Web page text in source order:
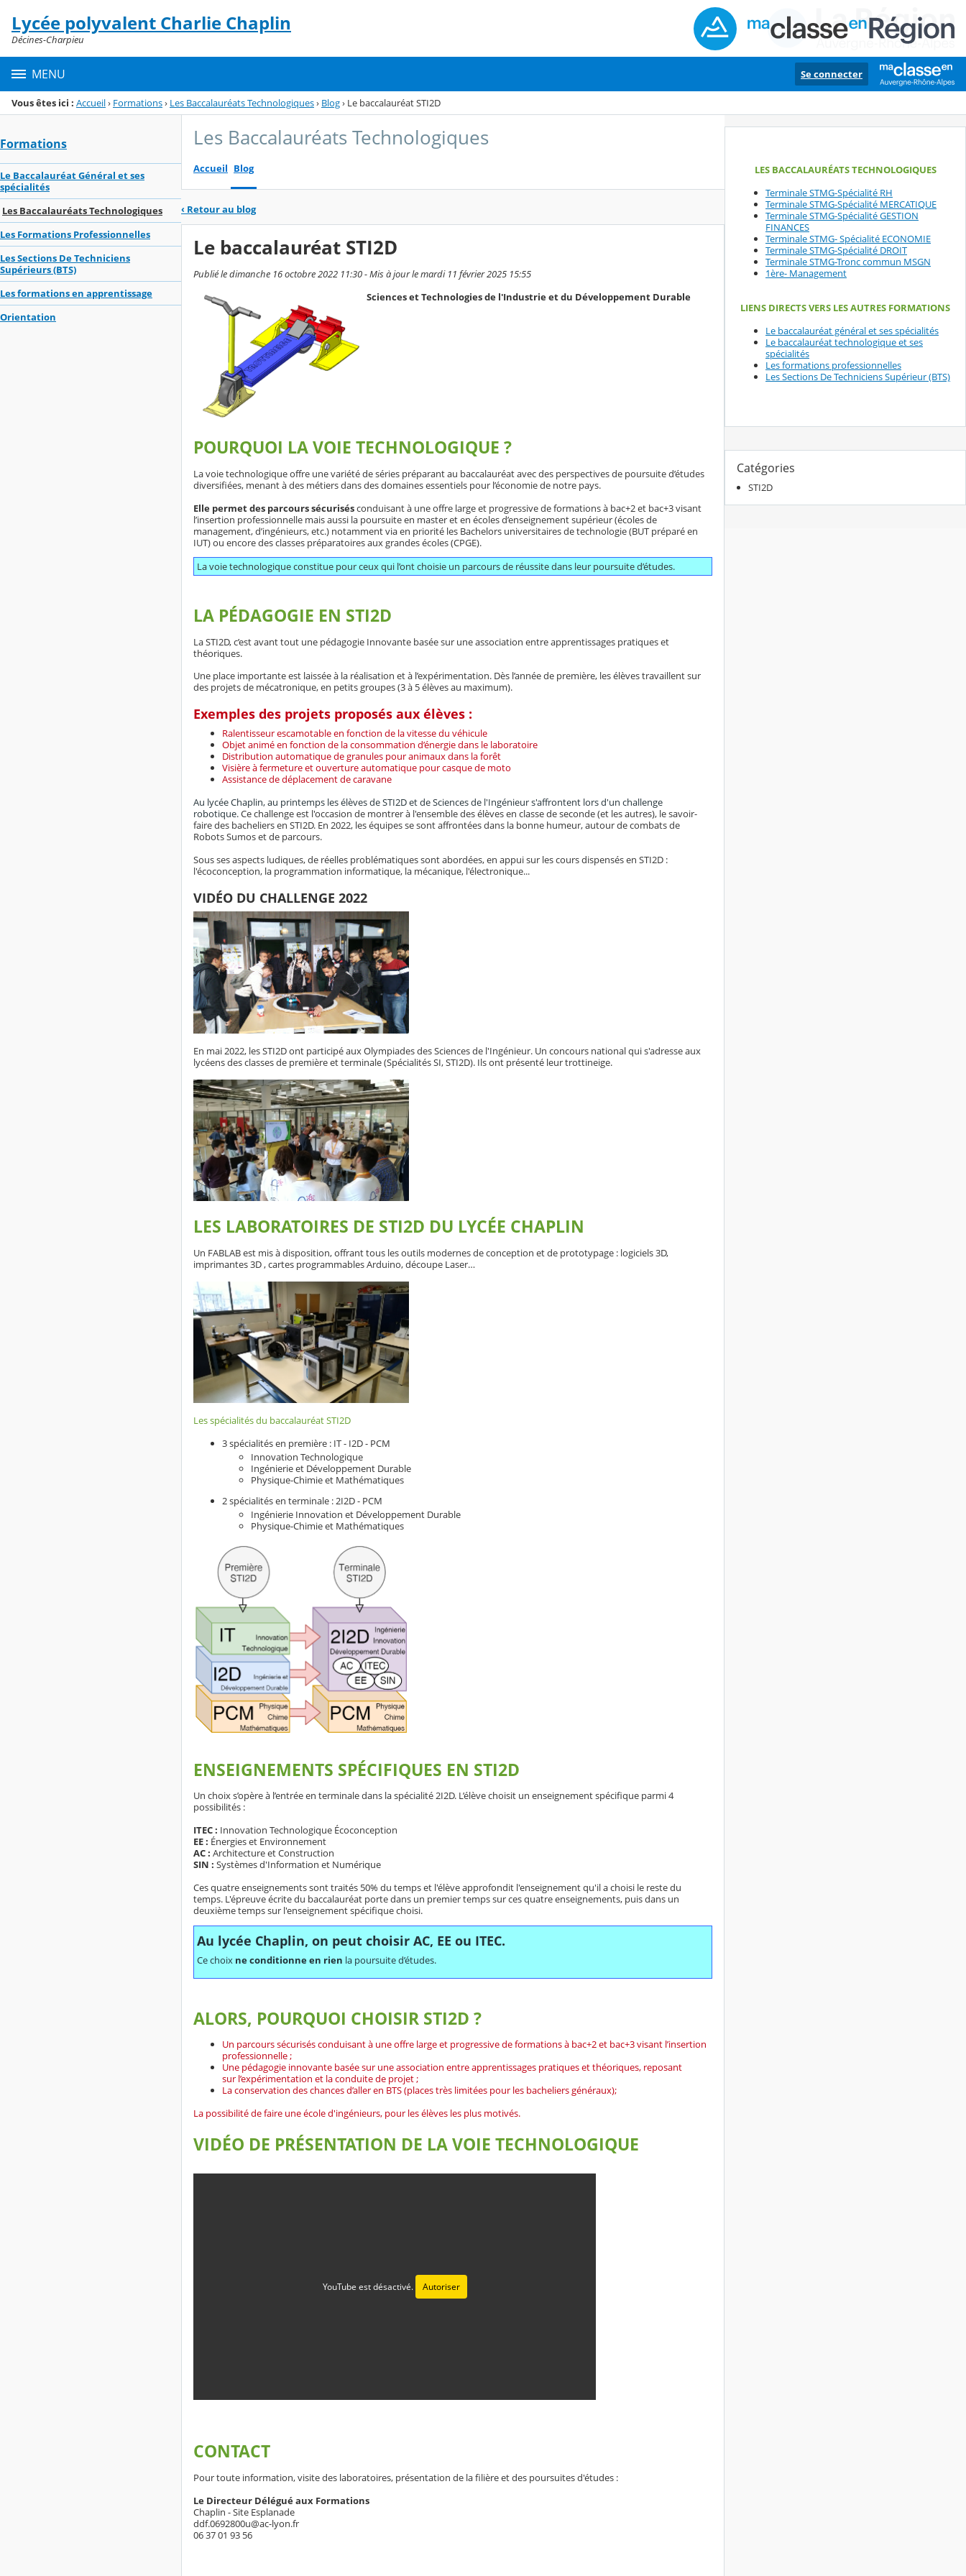
Menu de la rubrique
Contenu
Lycée polyvalent Charlie Chaplin
Décines-Charpieu
MENU Se connecter
Vous êtes ici : Accueil› Formations› Les Baccalauréats Technologiques› Blog› Le baccalauréat STI2D
Formations
Le Baccalauréat Général et ses
spécialités
Les Baccalauréats Technologiques
Les Formations Professionnelles
Les Sections De Techniciens
Supérieurs (BTS)
Les formations en apprentissage
Orientation
Les Baccalauréats Technologiques
Accueil Blog
‹ Retour au blog
Le baccalauréat STI2D
Publié le dimanche 16 octobre 2022 11:30 - Mis à jour le mardi 11 février 2025 15:55
Sciences et Technologies de l'Industrie et du Développement Durable
POURQUOI LA VOIE TECHNOLOGIQUE ?
La voie technologique offre une variété de séries préparant au baccalauréat avec des perspectives de poursuite d’études
diversifiées, menant à des métiers dans des domaines essentiels pour l’économie de notre pays.
Elle permet des parcours sécurisésconduisant à une offre large et progressive de formations à bac+2 et bac+3 visant
l’insertion professionnelle mais aussi la poursuite en master et en écoles d’enseignement supérieur (écoles de
management, d’ingénieurs, etc.) notamment via en priorité les Bachelors universitaires de technologie (BUT préparé en
IUT) ou encore des classes préparatoires aux grandes écoles (CPGE).
La voie technologique constitue pour ceux qui l’ont choisie un parcours de réussite dans leur poursuite d’études.
LA PÉDAGOGIE EN STI2D
La STI2D, c’est avant tout une pédagogie Innovante basée sur une association entre apprentissages pratiques et
théoriques.
Une place importante est laissée à la réalisation et à l’expérimentation. Dès l’année de première, les élèves travaillent sur
des projets de mécatronique, en petits groupes (3 à 5 élèves au maximum).
Exemples des projets proposés aux élèves :
Ralentisseur escamotable en fonction de la vitesse du véhicule
Objet animé en fonction de la consommation d’énergie dans le laboratoire
Distribution automatique de granules pour animaux dans la forêt
Visière à fermeture et ouverture automatique pour casque de moto
Assistance de déplacement de caravane
Au lycée Chaplin, au printemps les élèves de STI2D et de Sciences de l'Ingénieur s'affrontent lors d'un challenge
robotique.Ce challenge est l'occasion de montrer à l'ensemble des élèves en classe de seconde (et les autres), le savoir-
faire des bacheliers en STI2D. En 2022, les équipes se sont affrontées dans la bonne humeur, autour de combats de
Robots Sumos et de parcours.
Sous ses aspects ludiques, de réelles problématiques sont abordées, en appui sur les cours dispensés en STI2D :
l'écoconception, la programmation informatique, la mécanique, l'électronique...
VIDÉO DU CHALLENGE 2022
En mai 2022, les STI2D ont participé aux Olympiades des Sciences de l'Ingénieur. Un concours national qui s'adresse aux
lycéens des classes de première et terminale (Spécialités SI, STI2D). Ils ont présenté leur trottineige.
LES LABORATOIRES DE STI2D DU LYCÉE CHAPLIN
Un FABLAB est mis à disposition, offrant tous les outils modernes de conception et de prototypage : logiciels 3D,
imprimantes 3D , cartes programmables Arduino, découpe Laser…
Les spécialités du baccalauréat STI2D
3 spécialités en première : IT - I2D - PCM
Innovation Technologique
Ingénierie et Développement Durable
Physique-Chimie et Mathématiques
2 spécialités en terminale : 2I2D - PCM
Ingénierie Innovation et Développement Durable
Physique-Chimie et Mathématiques
ENSEIGNEMENTS SPÉCIFIQUES EN STI2D
Un choix s’opère à l’entrée en terminale dans la spécialité 2I2D. L’élève choisit un enseignement spécifique parmi 4
possibilités :
ITEC : Innovation Technologique Écoconception
EE : Énergies et Environnement
AC : Architecture et Construction
SIN : Systèmes d'Information et Numérique
Ces quatre enseignements sont traités 50% du temps et l'élève approfondit l'enseignement qu'il a choisi le reste du
temps. L'épreuve écrite du baccalauréat porte dans un premier temps sur ces quatre enseignements, puis dans un
deuxième temps sur l'enseignement spécifique choisi.
Au lycée Chaplin, on peut choisir AC, EE ou ITEC.
Ce choix ne conditionne en rien la poursuite d’études.
ALORS, POURQUOI CHOISIR STI2D ?
Un parcours sécurisés conduisant à une offre large et progressive de formations à bac+2 et bac+3 visant l’insertion
professionnelle ;
Une pédagogie innovante basée sur une association entre apprentissages pratiques et théoriques, reposant
sur l’expérimentation et la conduite de projet ;
La conservation des chances d’aller en BTS (places très limitées pour les bacheliers généraux);
La possibilité de faire une école d'ingénieurs, pour les élèves les plus motivés.
VIDÉO DE PRÉSENTATION DE LA VOIE TECHNOLOGIQUE
YouTube est désactivé. Autoriser
CONTACT
Pour toute information, visite des laboratoires, présentation de la filière et des poursuites d'études :
Le Directeur Délégué aux Formations
Chaplin - Site Esplanade
ddf.0692800u@ac-lyon.fr
06 37 01 93 56
LES BACCALAURÉATS TECHNOLOGIQUES
Terminale STMG-Spécialité RH
Terminale STMG-Spécialité MERCATIQUE
Terminale STMG-Spécialité GESTION
FINANCES
Terminale STMG- Spécialité ECONOMIE
Terminale STMG-Spécialité DROIT
Terminale STMG-Tronc commun MSGN
1ère- Management
LIENS DIRECTS VERS LES AUTRES FORMATIONS
Le baccalauréat général et ses spécialités
Le baccalauréat technologique et ses
spécialités
Les formations professionnelles
Les Sections De Techniciens Supérieur (BTS)
Catégories
STI2D